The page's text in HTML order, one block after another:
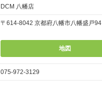
DCM 八幡店
〒614-8042 京都府八幡市八幡盛戸94
地図
075-972-3129